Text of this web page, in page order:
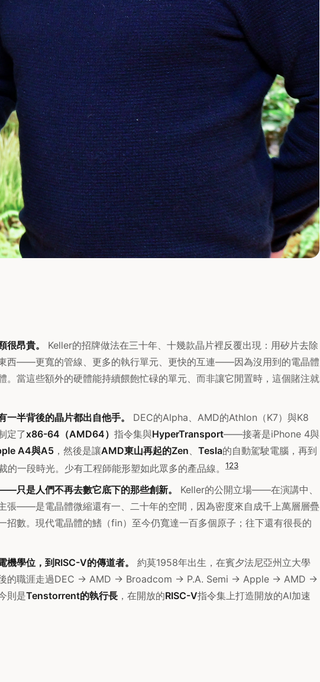
很昂貴。
Keller的招牌做法在三十年、十幾款晶片裡反覆出現：用矽片去除
西——更寬的管線、更多的執行單元、更快的互連——因為沒用到的電晶體
。當這些額外的硬體能持續餵飽忙碌的單元、而非讓它閒置時，這個賭注就
一半背後的晶片都出自他手。
DEC的Alpha、AMD的Athlon（K7）與K8
定了x86-64（AMD64） 指令集與HyperTransport——接著是iPhone 4與
A4與A5 ，然後是讓AMD東山再起的Zen Tesla的自動駕駛電腦，再到
的一段時光。少有工程師能形塑如此眾多的產品線。 123
只是人們不再去數它底下的那些創新。
Keller的公開立場——在演講中、
張——是電晶體微縮還有一、二十年的空間，因為密度來自成千上萬層層疊
招數。現代電晶體的鰭（fin）至今仍寬達一百多個原子；往下還有很長的
機學位，到RISC-V的傳道者。
約莫1958年出生，在賓夕法尼亞州立大學
的職涯走過DEC -> AMD -> Broadcom -> P.A. Semi -> Apple -> AMD ->
則是Tenstorrent的執行長 ，在開放的RISC-V指令集上打造開放的AI加速